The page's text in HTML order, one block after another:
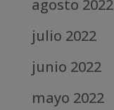
agosto 2022
julio 2022
junio 2022
mayo 2022